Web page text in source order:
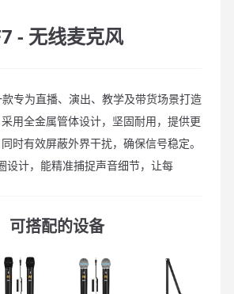
- 无线麦克风
专为直播、演出、教学及带货场景打造
用全金属管体设计，坚固耐用，提供更
时有效屏蔽外界干扰，确保信号稳定。
设计，能精准捕捉声音细节，让每
可搭配的设备